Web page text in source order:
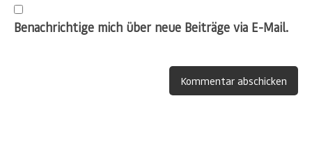
Benachrichtige mich über neue Beiträge via E-Mail.